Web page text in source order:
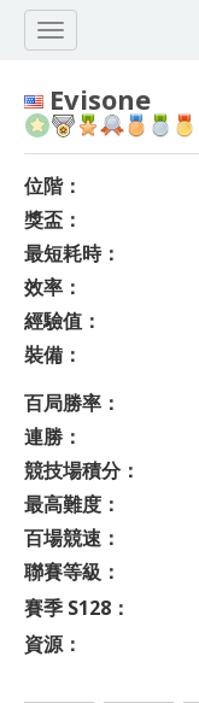
Evisone
位階：
獎盃：
最短耗時：
效率：
經驗值：
裝備：
百局勝率：
連勝：
競技場積分：
最高難度：
百場競速：
聯賽等級：
賽季 S128：
資源：